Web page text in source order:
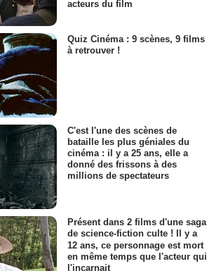
acteurs du film
Quiz Cinéma : 9 scènes, 9 films
à retrouver !
C'est l'une des scènes de
bataille les plus géniales du
cinéma : il y a 25 ans, elle a
donné des frissons à des
millions de spectateurs
Présent dans 2 films d'une saga
de science-fiction culte ! Il y a
12 ans, ce personnage est mort
en même temps que l'acteur qui
l'incarnait